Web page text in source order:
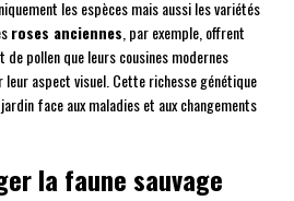
les espèces mais aussi les variétés
roses anciennes , par exemple, offrent
de pollen que leurs cousines modernes
leur aspect visuel. Cette richesse génétique
face aux maladies et aux changements
la faune sauvage